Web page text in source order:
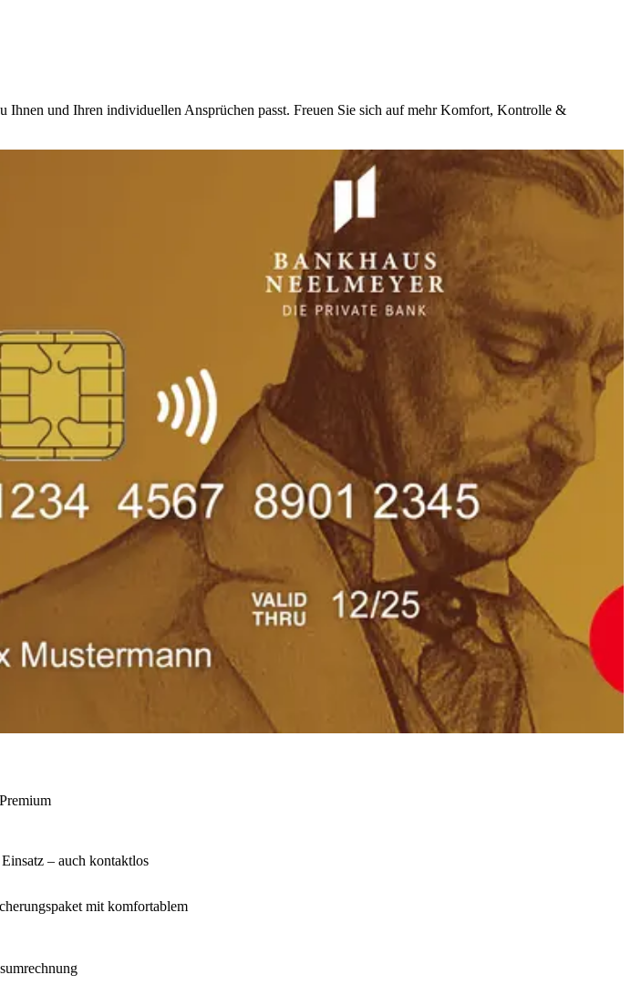
und Ihren individuellen Ansprüchen passt. Freuen Sie sich auf mehr Komfort, Kontrolle &
– auch kontaktlos
mit komfortablem
g